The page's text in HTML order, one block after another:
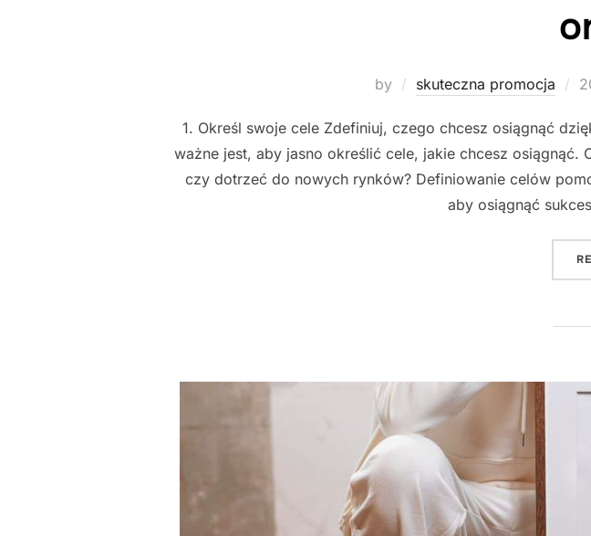
by skuteczna promocja
1. Określ swoje cele Zdefiniuj, czego chcesz osiągnąć
ważne jest, aby jasno określić cele, jakie chcesz
czy dotrzeć do nowych rynków? Definiowanie celów
aby osiągnąć